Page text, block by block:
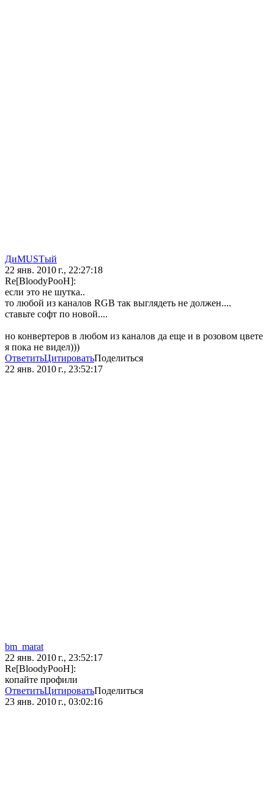
ДиMUSTый
22 янв. 2010 г., 22:27:18
Re[BloodyPooH]:
если это не шутка..
то любой из каналов RGB так выглядеть не должен....
ставьте софт по новой....
но конвертеров в любом из каналов да еще и в розовом цвете
я пока не видел)))
ОтветитьЦитироватьПоделиться
22 янв. 2010 г., 23:52:17
bm_marat
22 янв. 2010 г., 23:52:17
Re[BloodyPooH]:
копайте профили
ОтветитьЦитироватьПоделиться
23 янв. 2010 г., 03:02:16